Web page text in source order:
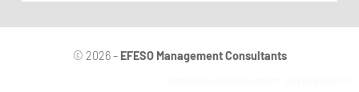
© 2026 – EFESO Management Consultants